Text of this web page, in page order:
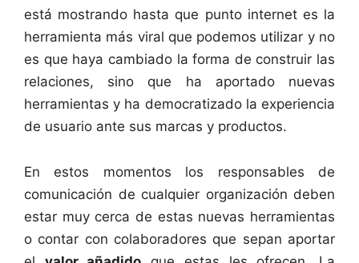
está mostrando hasta que punto internet es la
herramienta más viral que podemos utilizar y no
es que haya cambiado la forma de construir las
relaciones, sino que ha aportado nuevas
herramientas y ha democratizado la experiencia
de usuario ante sus marcas y productos.
En estos momentos los responsables de
comunicación de cualquier organización deben
estar muy cerca de estas nuevas herramientas
o contar con colaboradores que sepan aportar